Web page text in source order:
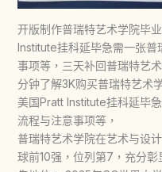
开版制作普瑞特艺术学院毕
Institute挂科延毕急需一张普
事项等，三天补回普瑞特艺
分钟了解3K购买普瑞特艺术
美国Pratt Institute挂科延毕
流程与注意事项等，
普瑞特艺术学院在艺术与设
球前10强，位列第7，充分